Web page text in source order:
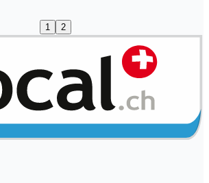
1 2